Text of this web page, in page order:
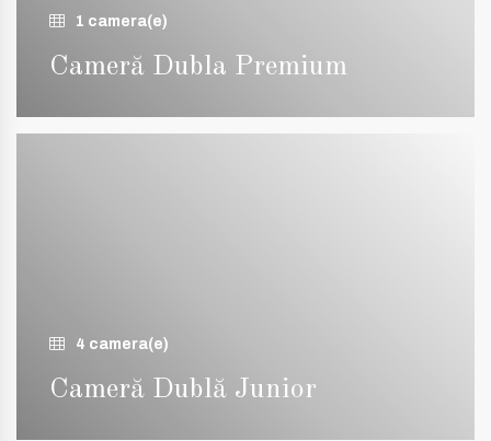
1 camera(e)
Cameră Dubla Premium
4 camera(e)
Cameră Dublă Junior